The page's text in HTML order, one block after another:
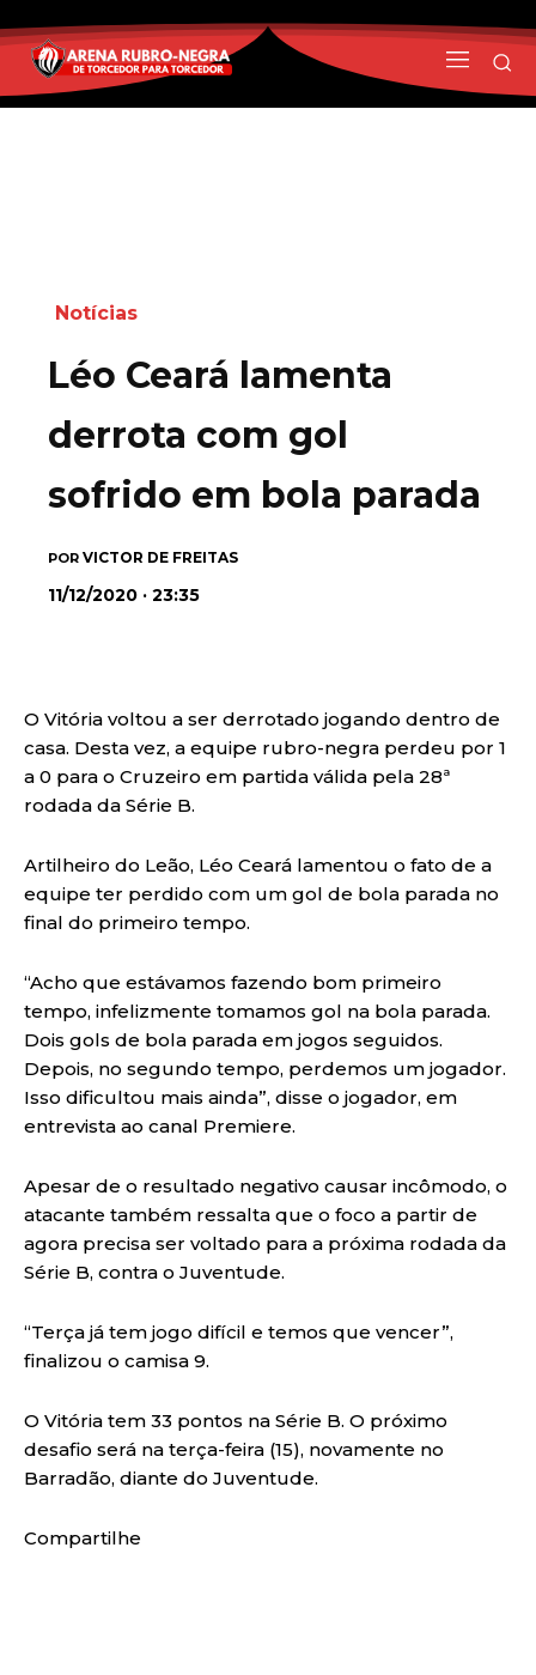
Notícias
Léo Ceará lamenta
derrota com gol
sofrido em bola parada
POR VICTOR DE FREITAS
11/12/2020 · 23:35
O Vitória voltou a ser derrotado jogando dentro de
casa. Desta vez, a equipe rubro-negra perdeu por 1
a 0 para o Cruzeiro em partida válida pela 28ª
rodada da Série B.
Artilheiro do Leão, Léo Ceará lamentou o fato de a
equipe ter perdido com um gol de bola parada no
final do primeiro tempo.
“Acho que estávamos fazendo bom primeiro
tempo, infelizmente tomamos gol na bola parada.
Dois gols de bola parada em jogos seguidos.
Depois, no segundo tempo, perdemos um jogador.
Isso dificultou mais ainda”, disse o jogador, em
entrevista ao canal Premiere.
Apesar de o resultado negativo causar incômodo, o
atacante também ressalta que o foco a partir de
agora precisa ser voltado para a próxima rodada da
Série B, contra o Juventude.
“Terça já tem jogo difícil e temos que vencer”,
finalizou o camisa 9.
O Vitória tem 33 pontos na Série B. O próximo
desafio será na terça-feira (15), novamente no
Barradão, diante do Juventude.
Compartilhe